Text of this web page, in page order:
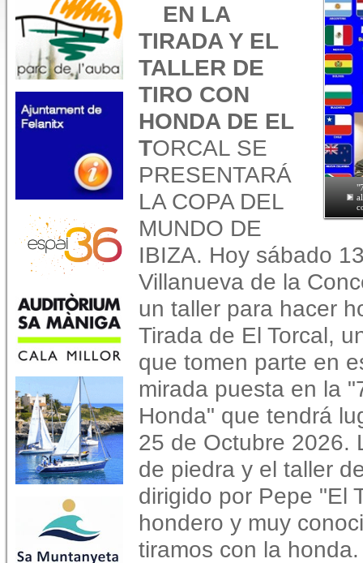
EN LA
TIRADA Y EL
TALLER DE
TIRO CON
HONDA DE EL
TORCAL SE
PRESENTARÁ
LA COPA DEL
MUNDO DE
IBIZA. Hoy sábado
Villanueva de la
un taller para hacer
Tirada de El Torcal,
que tomen parte en
mirada puesta en la
Honda" que tendrá
25 de Octubre 2026.
de piedra y el taller
dirigido por Pepe "El
hondero y muy
tiramos con la honda.